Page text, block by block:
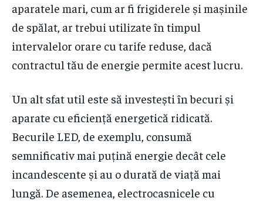
aparatele mari, cum ar fi frigiderele și mașinile
de spălat, ar trebui utilizate în timpul
intervalelor orare cu tarife reduse, dacă
contractul tău de energie permite acest lucru.
Un alt sfat util este să investești în becuri și
aparate cu eficiență energetică ridicată.
Becurile LED, de exemplu, consumă
semnificativ mai puțină energie decât cele
incandescente și au o durată de viață mai
lungă. De asemenea, electrocasnicele cu